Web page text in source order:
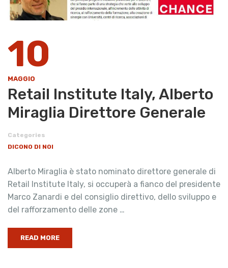
10
MAGGIO
Retail Institute Italy, Alberto
Miraglia Direttore Generale
Categories
DICONO DI NOI
Alberto Miraglia è stato nominato direttore generale di
Retail Institute Italy, si occuperà a fianco del presidente
Marco Zanardi e del consiglio direttivo, dello sviluppo e
del rafforzamento delle zone …
READ MORE